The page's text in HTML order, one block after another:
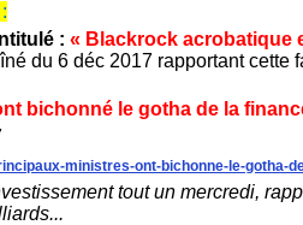
: « Blackrock acrobatique
du 6 déc 2017 rapportant
bichonné le gotha de la
ministres-ont-bichonne-le-gotha-
tout un mercredi,